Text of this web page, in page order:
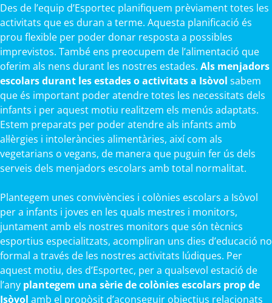
Des de l’equip d’Esportec planifiquem prèviament totes les
activitats que es duran a terme. Aquesta planificació és
prou flexible per poder donar resposta a possibles
imprevistos. També ens preocupem de l’alimentació que
oferim als nens durant les nostres estades. Als menjadors
escolars durant les estades o activitats a Isòvol sabem
que és important poder atendre totes les necessitats dels
infants i per aquest motiu realitzem els menús adaptats.
Estem preparats per poder atendre als infants amb
al·lèrgies i intoleràncies alimentàries, així com als
vegetarians o vegans, de manera que puguin fer ús dels
serveis dels menjadors escolars amb total normalitat.
Plantegem unes convivències i colònies escolars a Isòvol
per a infants i joves en les quals mestres i monitors,
juntament amb els nostres monitors que són tècnics
esportius especialitzats, acompliran uns dies d’educació no
formal a través de les nostres activitats lúdiques. Per
aquest motiu, des d’Esportec, per a qualsevol estació de
l’any plantegem una sèrie de colònies escolars prop de
Isòvol amb el propòsit d’aconseguir objectius relacionats